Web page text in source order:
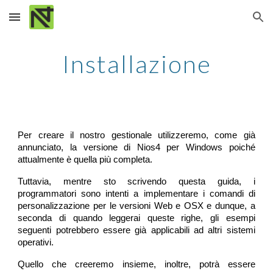
Skip to main content Skip to navigation
Installazione
Per creare il nostro gestionale utilizzeremo, come già
annunciato, la versione di Nios4 per Windows poiché
attualmente è quella più completa.
Tuttavia, mentre sto scrivendo questa guida, i
programmatori sono intenti a implementare i comandi di
personalizzazione per le versioni Web e OSX e dunque, a
seconda di quando leggerai queste righe, gli esempi
seguenti potrebbero essere già applicabili ad altri sistemi
operativi.
Quello che creeremo insieme, inoltre, potrà essere